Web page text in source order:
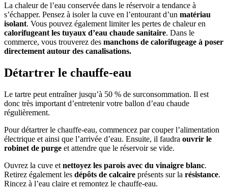
La chaleur de l’eau conservée dans le réservoir a tendance à
s’échapper. Pensez à isoler la cuve en l’entourant d’un matériau
isolant. Vous pouvez également limiter les pertes de chaleur en
calorifugeant les tuyaux d’eau chaude sanitaire. Dans le
commerce, vous trouverez des manchons de calorifugeage à poser
directement autour des canalisations.
Détartrer le chauffe-eau
Le tartre peut entraîner jusqu’à 50 % de surconsommation. Il est
donc très important d’entretenir votre ballon d’eau chaude
régulièrement.
Pour détartrer le chauffe-eau, commencez par couper l’alimentation
électrique et ainsi que l’arrivée d’eau. Ensuite, il faudra ouvrir le
robinet de purge et attendre que le réservoir se vide.
Ouvrez la cuve et nettoyez les parois avec du vinaigre blanc.
Retirez également les dépôts de calcaire présents sur la résistance.
Rincez à l’eau claire et remontez le chauffe-eau.